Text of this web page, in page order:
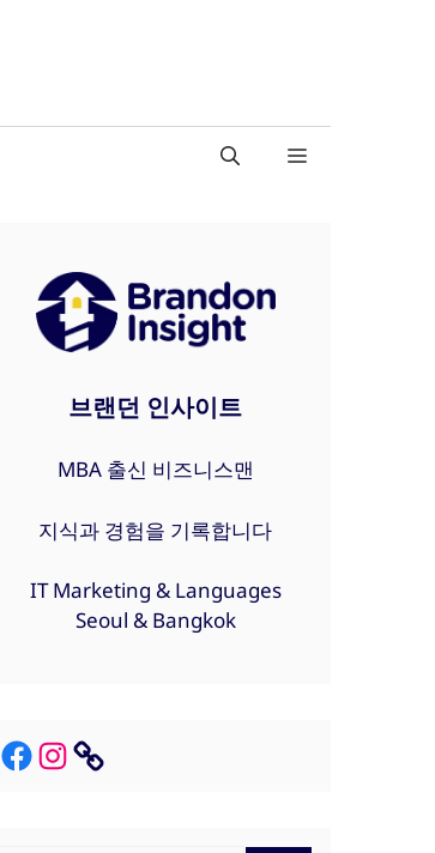
브랜던 인사이트
MBA 출신 비즈니스맨
지식과 경험을 기록합니다
IT Marketing & Languages
Seoul & Bangkok
Facebook
Instagram
Link